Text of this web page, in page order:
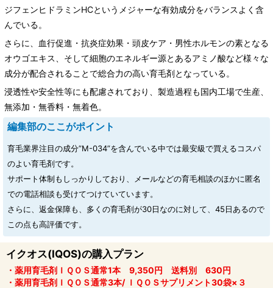
ジフェンヒドラミンHCというメジャーな有効成分をバランスよく含
んでいる。
さらに、血行促進・抗炎症効果・頭皮ケア・男性ホルモンの素となる
オウゴエキス、そして細胞のエネルギー源とあるアミノ酸など様々な
成分が配合されることで総合力の高い育毛剤となっている。
浸透性や安全性等にも配慮されており、製造過程も国内工場で生産、
無添加・無香料・無着色。
編集部のここがポイント
育毛業界注目の成分”M-034”を含んでいる中では最安級で買えるコスパ
のよい育毛剤です。
サポート体制もしっかりしており、メールなどの育毛相談のほかに匿名
での電話相談も受けてつけていています。
さらに、返金保障も、多くの育毛剤が30日なのに対して、45日あるので
この点も高評価です。
イクオス(IQOS)の購入プラン
・薬用育毛剤ＩＱＯＳ通常1本 9,350円 送料別 630円
・薬用育毛剤ＩＱＯＳ通常3本/ ＩＱＯＳサプリメント30袋×３